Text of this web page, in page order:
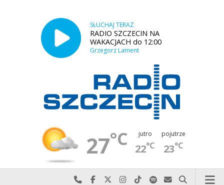
SŁUCHAJ TERAZ
RADIO SZCZECIN NA
WAKACJACH do 12:00
Grzegorz Lament
27°C jutro
22°C
pojutrze
23°C
Najlepiej po prostu do nas zadzwoń
Odwiedź nas na Facebook-u
Odwiedź nas na X
Odwiedź nas na Instagram-ie
Odwiedź nas na TikTok-u
Szukaj nas na Spotify
Wyślij do nas
Szukaj